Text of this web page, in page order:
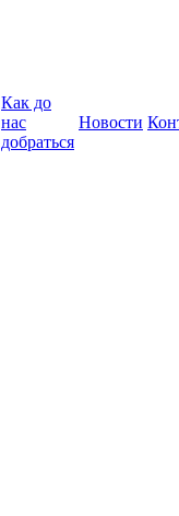
Как до
нас
добраться
Новости